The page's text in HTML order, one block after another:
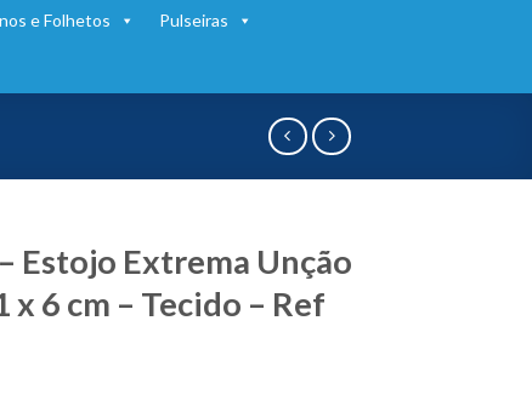
e Folhetos Pulseiras
Estojo Extrema Unção
x 6 cm – Tecido – Ref